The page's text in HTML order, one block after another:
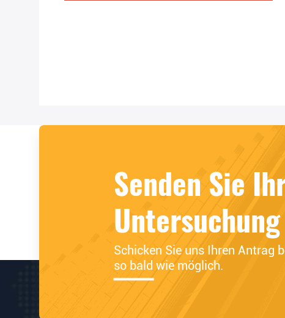
Senden Sie
Untersuchung
Schicken Sie uns Ihren Antrag
so bald wie möglich.